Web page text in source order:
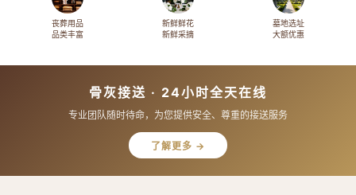
丧葬用品
品类丰富
新鲜鲜花
新鲜采摘
墓地选址
大额优惠
骨灰接送 · 24小时全天在线
专业团队随时待命，为您提供安全、尊重的接送服务
了解更多 →